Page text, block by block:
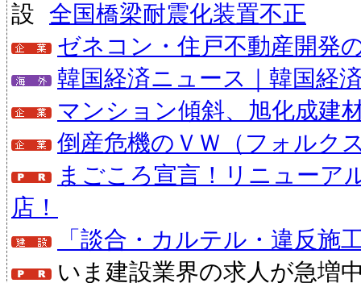
全国橋梁耐震化装置不正
ゼネコン・住戸不動産開発
韓国経済ニュース｜韓国経
マンション傾斜、旭化成建
倒産危機のＶＷ（フォルク
まごころ宣言！リニューア
店！
「談合・カルテル・違反施
いま建設業界の求人が急増